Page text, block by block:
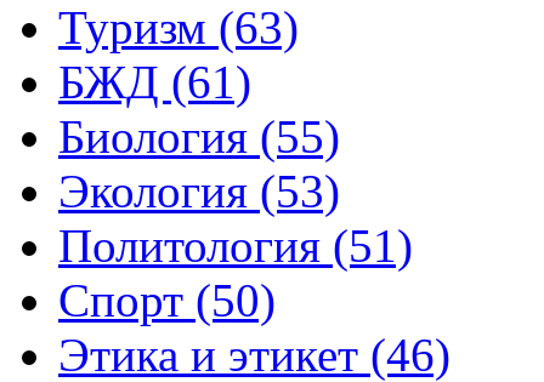
Туризм (63)
БЖД (61)
Биология (55)
Экология (53)
Политология (51)
Спорт (50)
Этика и этикет (46)